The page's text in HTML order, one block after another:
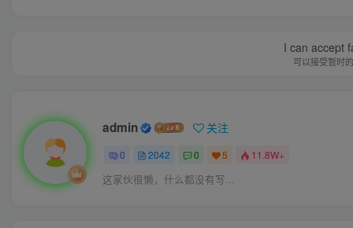
I can accept
可以接受暂时
admin 关注
0 2042 0 5 11.8W+
这家伙很懒，什么都没有写...